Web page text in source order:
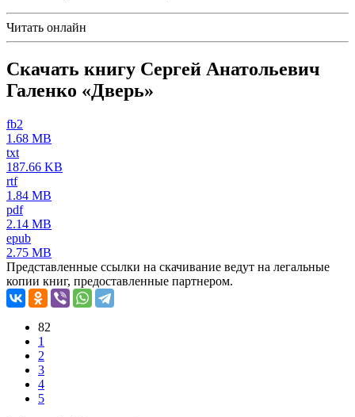
Читать онлайн
Скачать книгу Сергей Анатольевич
Галенко «Дверь»
fb2
1.68 MB
txt
187.66 KB
rtf
1.84 MB
pdf
2.14 MB
epub
2.75 MB
Представленные ссылки на скачивание ведут на легальные
копии книг, предоставленные партнером.
82
1
2
3
4
5